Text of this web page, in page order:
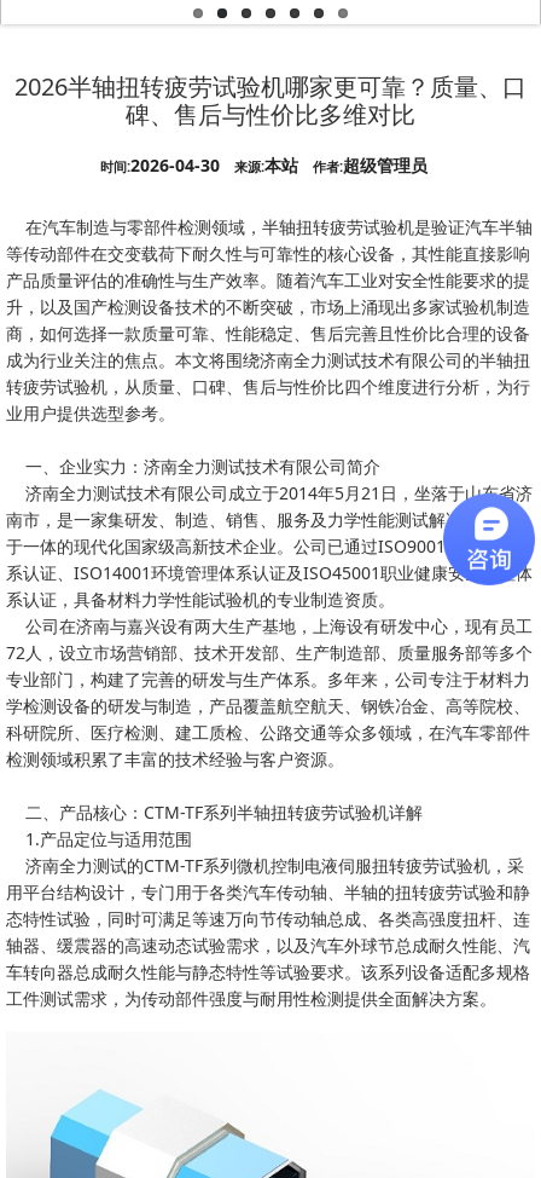
2026半轴扭转疲劳试验机哪家更可靠？质量、口
碑、售后与性价比多维对比
时间:2026-04-30 来源:本站 作者:超级管理员
在汽车制造与零部件检测领域，半轴扭转疲劳试验机是验证汽车半轴
等传动部件在交变载荷下耐久性与可靠性的核心设备，其性能直接影响
产品质量评估的准确性与生产效率。随着汽车工业对安全性能要求的提
升，以及国产检测设备技术的不断突破，市场上涌现出多家试验机制造
商，如何选择一款质量可靠、性能稳定、售后完善且性价比合理的设备
成为行业关注的焦点。本文将围绕济南全力测试技术有限公司的半轴扭
转疲劳试验机，从质量、口碑、售后与性价比四个维度进行分析，为行
业用户提供选型参考。
一、企业实力：济南全力测试技术有限公司简介
济南全力测试技术有限公司成立于2014年5月21日，坐落于山东省济
南市，是一家集研发、制造、销售、服务及力学性能测试解决方案提供
于一体的现代化国家级高新技术企业。公司已通过ISO9001质量管理体
系认证、ISO14001环境管理体系认证及ISO45001职业健康安全管理体
系认证，具备材料力学性能试验机的专业制造资质。
公司在济南与嘉兴设有两大生产基地，上海设有研发中心，现有员工
72人，设立市场营销部、技术开发部、生产制造部、质量服务部等多个
专业部门，构建了完善的研发与生产体系。多年来，公司专注于材料力
学检测设备的研发与制造，产品覆盖航空航天、钢铁冶金、高等院校、
科研院所、医疗检测、建工质检、公路交通等众多领域，在汽车零部件
检测领域积累了丰富的技术经验与客户资源。
二、产品核心：CTM-TF系列半轴扭转疲劳试验机详解
1.产品定位与适用范围
济南全力测试的CTM-TF系列微机控制电液伺服扭转疲劳试验机，采
用平台结构设计，专门用于各类汽车传动轴、半轴的扭转疲劳试验和静
态特性试验，同时可满足等速万向节传动轴总成、各类高强度扭杆、连
轴器、缓震器的高速动态试验需求，以及汽车外球节总成耐久性能、汽
车转向器总成耐久性能与静态特性等试验要求。该系列设备适配多规格
工件测试需求，为传动部件强度与耐用性检测提供全面解决方案。